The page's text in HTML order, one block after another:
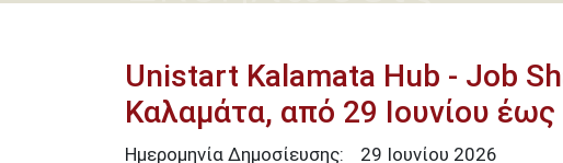
Unistart Kalamata Hub - Job
Καλαμάτα, από 29 Ιουνίου έως
Ημερομηνία Δημοσίευσης: 29 Ιουνίου 2026